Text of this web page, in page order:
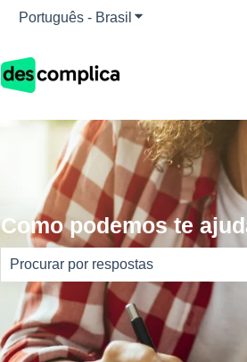
Português - Brasil Mostrar submenu
Como podemos te
Não há sugestões porque o campo